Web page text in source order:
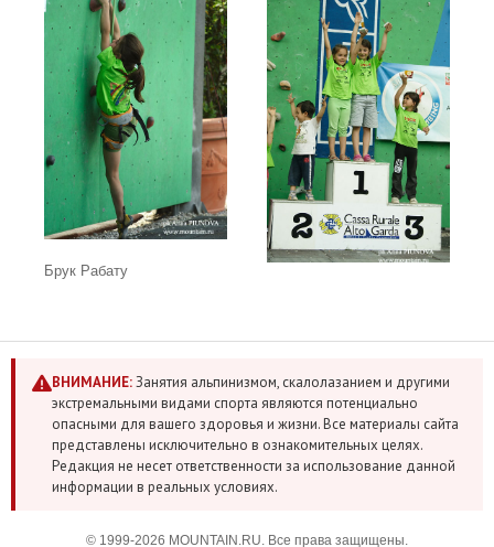
Брук Рабату
ВНИМАНИЕ:Занятия альпинизмом, скалолазанием и другими
экстремальными видами спорта являются потенциально
опасными для вашего здоровья и жизни. Все материалы сайта
представлены исключительно в ознакомительных целях.
Редакция не несет ответственности за использование данной
информации в реальных условиях.
© 1999-2026 MOUNTAIN.RU. Все права защищены.